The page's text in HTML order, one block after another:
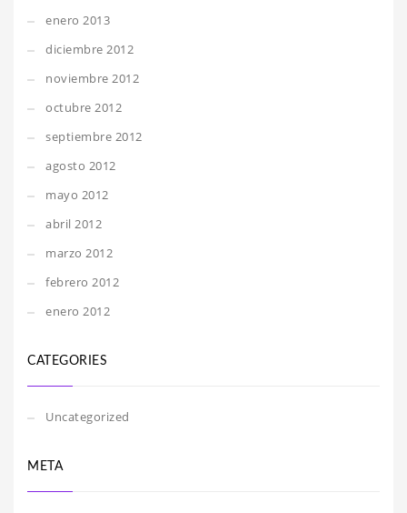
enero 2013
diciembre 2012
noviembre 2012
octubre 2012
septiembre 2012
agosto 2012
mayo 2012
abril 2012
marzo 2012
febrero 2012
enero 2012
CATEGORIES
Uncategorized
META